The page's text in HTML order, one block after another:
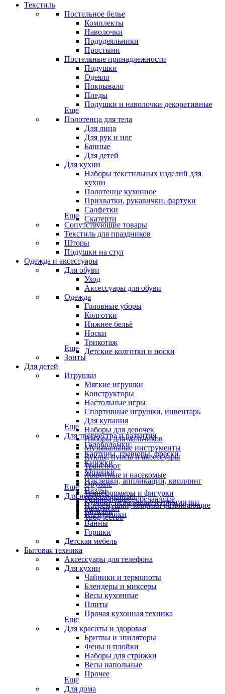
Текстиль
Постельное белье
Комплекты
Наволочки
Пододеяльники
Простыни
Постельные принадлежности
Подушки
Одеяло
Покрывало
Пледы
Подушки и наволочки декоративные
Еще
Полотенца для тела
Для лица
Для рук и ног
Банные
Для детей
Для кухни
Наборы текстильных изделий для
кухни
Полотенце кухонное
Прихватки, рукавички, фартуки
Салфетки
Скатерти
Еще
Сопутствующие товары
Текстиль для праздников
Шторы
Подушки на стул
Одежда и аксессуары
Для обуви
Уход
Аксессуары для обуви
Одежда
Головные уборы
Колготки
Нижнее бельё
Носки
Трикотаж
Детские колготки и носки
Еще
Зонты
Для детей
Игрушки
Мягкие игрушки
Конструкторы
Настольные игры
Спортивные игрушки, инвентарь
Для купания
Наборы для девочек
Наборы для мальчиков
Музыкальные инструменты
Куклы, пупсы и аксессуары
Транспорт
Животные и насекомые
Оружие
Трансформеры и фигурки
Кубики, неваляшки и пирамидки
Каталки
Еще
Для творчества и развития
Головоломки
Картины, гравюры, фрески
Книжки
Мозаики
Наклейки, аппликации, квиллинг
Пазлы
Развивающие, обучающие
Раскраски
Творчество
Еще
Для новорожденных
Погремушки, коврики развивающие
Нагрудники
Ванны
Горшки
Детская мебель
Бытовая техника
Аксессуары для телефона
Для кухни
Чайники и термопоты
Блендеры и миксеры
Весы кухонные
Плиты
Прочая кухонная техника
Еще
Для красоты и здоровья
Бритвы и эпиляторы
Фены и плойки
Наборы для стрижки
Весы напольные
Прочее
Еще
Для дома